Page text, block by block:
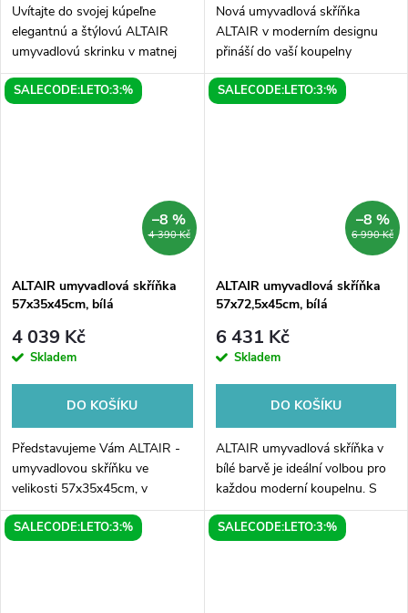
Uvítajte do svojej kúpeľne
elegantnú a štýlovú ALTAIR
umyvadlovú skrinku v matnej
čiernej farbe. Tento kútový
kúsok s rozmermi
Nová umyvadlová skříňka
ALTAIR v moderním designu
přináší do vaší koupelny
eleganci a praktičnost. Skříňka
o rozměrech 52x72,5x45cm je
SALECODE:LETO:3:%
4 390 Kč
–8 %
ALTAIR umyvadlová skříňka
57x35x45cm, bílá
4 039 Kč
Skladem
DO KOŠÍKU
Představujeme Vám ALTAIR -
umyvadlovou skříňku ve
velikosti 57x35x45cm, v
elegantním bílém provedení.
Tato skříňka se stane ideálním
SALECODE:LETO:3:%
6 990 Kč
–8 %
ALTAIR umyvadlová skříňka
57x72,5x45cm, bílá
6 431 Kč
Skladem
DO KOŠÍKU
ALTAIR umyvadlová skříňka v
bílé barvě je ideální volbou pro
každou moderní koupelnu. S
rozměry 57x72,5x45cm
poskytuje dostatečný úložný
SALECODE:LETO:3:% SALECODE:LETO:3:%